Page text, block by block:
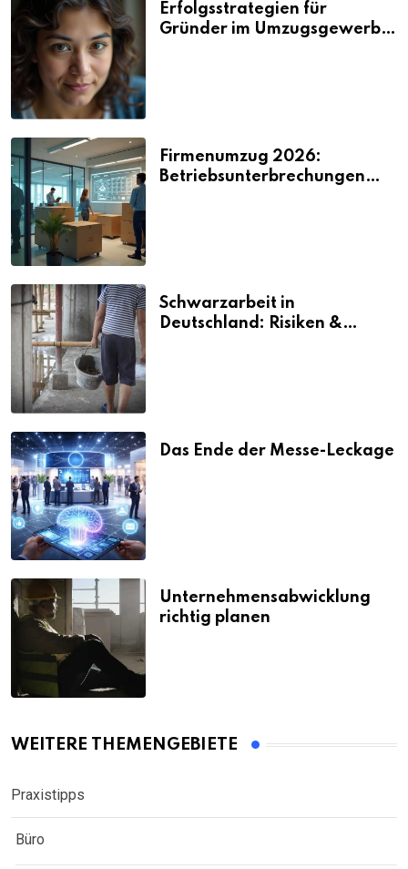
Erfolgsstrategien für
Gründer im Umzugsgewerbe
Firmenumzug 2026:
Betriebsunterbrechungen
Schwarzarbeit in
Deutschland: Risiken &
Das Ende der Messe-Leckage
Unternehmensabwicklung
richtig planen
WEITERE THEMENGEBIETE
Praxistipps
Büro